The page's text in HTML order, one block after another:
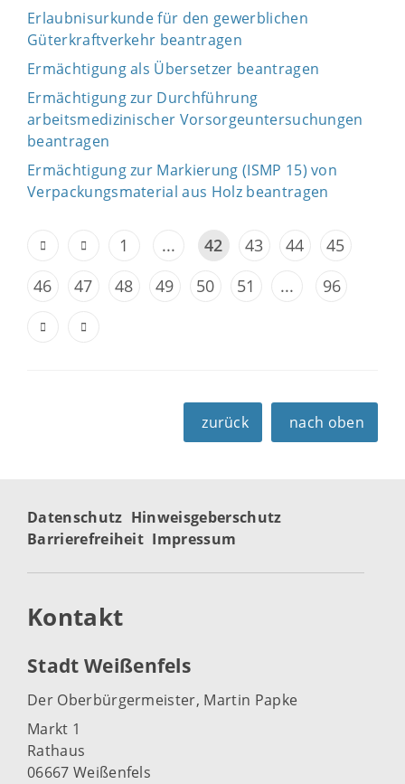
Erlaubnisurkunde für den gewerblichen
Güterkraftverkehr beantragen
Ermächtigung als Übersetzer beantragen
Ermächtigung zur Durchführung
arbeitsmedizinischer Vorsorgeuntersuchungen
beantragen
Ermächtigung zur Markierung (ISMP 15) von
Verpackungsmaterial aus Holz beantragen
1 ... 42 43 44
45
46
47 48 49 50 51 ... 96
zurück nach oben
Datenschutz Hinweisgeberschutz
Barrierefreiheit Impressum
Kontakt
Stadt Weißenfels
Der Oberbürgermeister, Martin Papke
Markt 1
Rathaus
06667 Weißenfels